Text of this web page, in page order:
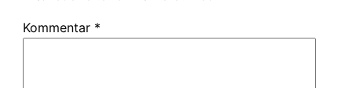
Kommentar *